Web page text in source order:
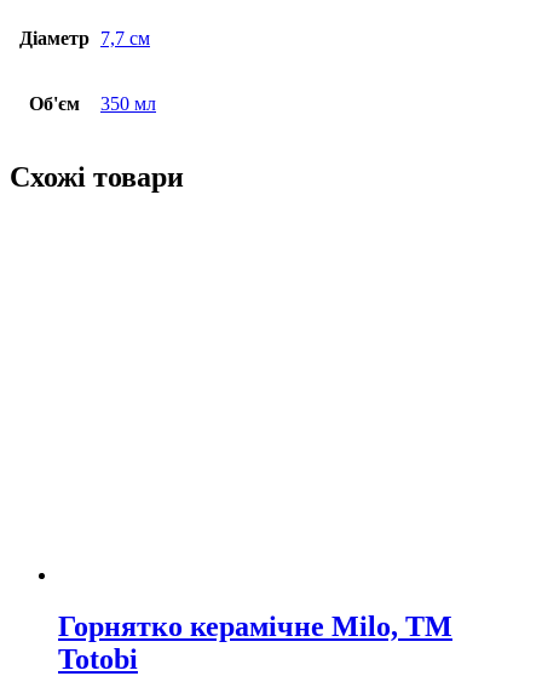
Діаметр 7,7 см
Об'єм 350 мл
Схожі товари
Горнятко керамічне Milo, TM
Totobi